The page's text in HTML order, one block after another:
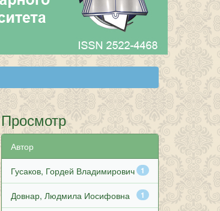
Просмотр
Автор
1
Гусаков, Гордей Владимирович
1
Довнар, Людмила Иосифовна